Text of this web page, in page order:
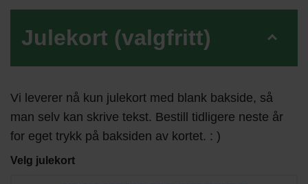
Julekort (valgfritt)
Vi leverer nå kun julekort med blank bakside, så
man selv kan skrive tekst. Bestill tidligere neste år
for eget trykk på baksiden av kortet. : )
Velg julekort